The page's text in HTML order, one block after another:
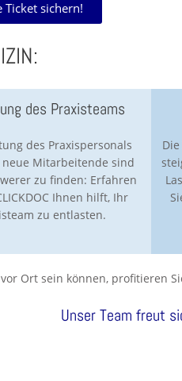
sichern!
des Praxisteams
des Praxispersonals
Mitarbeitende sind
zu finden: Erfahren
Ihnen hilft, Ihr
zu entlasten.
Ort sein können, profitieren
Unser Team freut